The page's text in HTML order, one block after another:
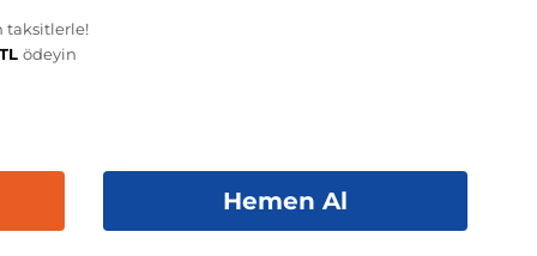
taksitlerle!
ödeyin
Hemen Al